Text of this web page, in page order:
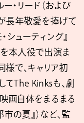
・リード（および
長年敬愛を捧げて
シューティング』
を本人役で出演ま
様で、キャリア初
てThe Kinksも、劇
画自体をまるまる
の夏』）など、監